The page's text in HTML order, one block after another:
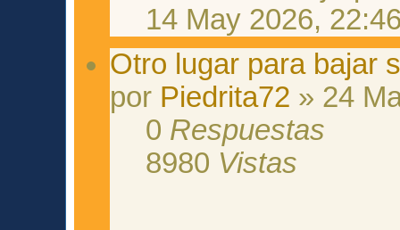
14 May 2026,
Otro lugar para bajar
por Piedrita72 » 24
0 Respuestas
8980 Vistas